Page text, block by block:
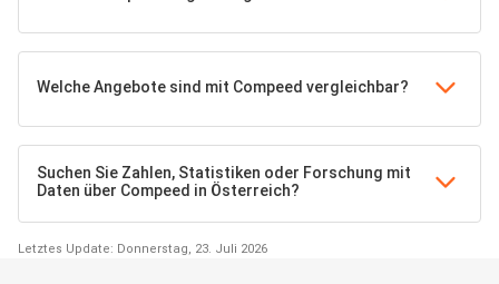
Welche Angebote sind mit Compeed vergleichbar?
Suchen Sie Zahlen, Statistiken oder Forschung mit
Daten über Compeed in Österreich?
Letztes Update: Donnerstag, 23. Juli 2026